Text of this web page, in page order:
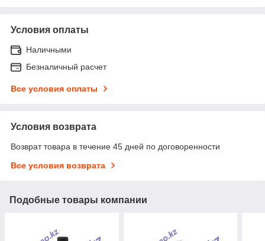
Условия оплаты
Наличными
Безналичный расчет
Все условия оплаты
Условия возврата
Возврат товара в течение 45 дней по договоренности
Все условия возврата
Подобные товары компании